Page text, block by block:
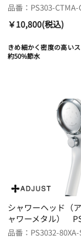
品番：PS303-CTMA-
￥10,800(税込)
きめ細かく密度の高い
約50%節水
シャワーヘッド（
ャワーメタル）
品番：PS3032-80XA-